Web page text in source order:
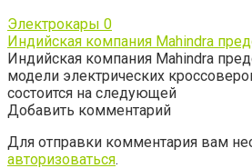
Электрокары 0
Индийская компания Mahindra
Индийская компания Mahindra
модели электрических
состоится на следующей
Добавить комментарий
Для отправки комментария вам
авторизоваться.